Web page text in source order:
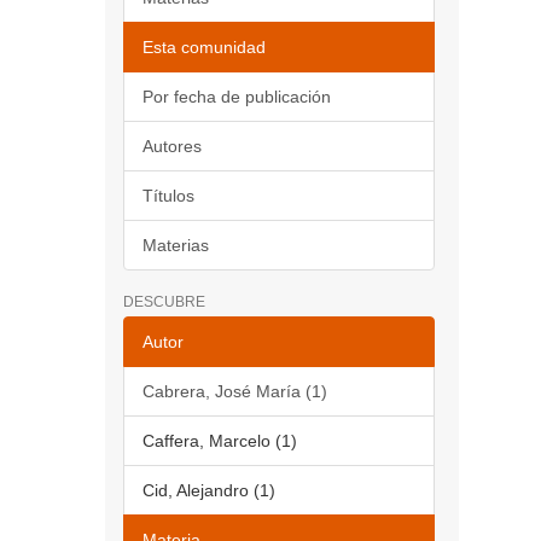
Esta comunidad
Por fecha de publicación
Autores
Títulos
Materias
DESCUBRE
Autor
Cabrera, José María (1)
Caffera, Marcelo (1)
Cid, Alejandro (1)